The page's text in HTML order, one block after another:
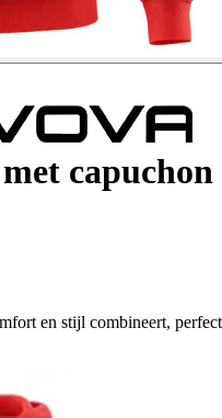
capuchon
en stijl combineert, perfect